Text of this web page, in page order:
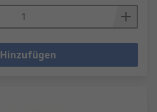
Hinzufügen